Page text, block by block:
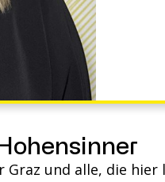
und alle, die hier